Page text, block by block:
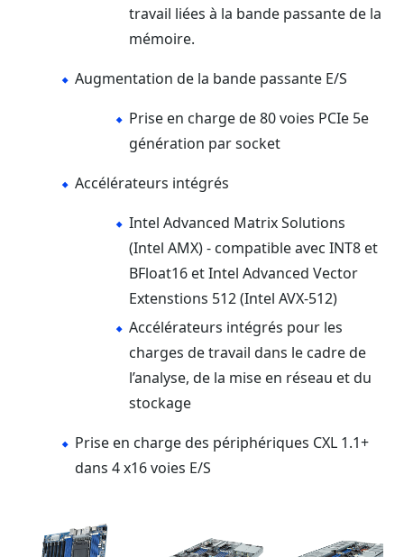
travail liées à la bande passante de la
mémoire.
Augmentation de la bande passante E/S
Prise en charge de 80 voies PCIe 5e
génération par socket
Accélérateurs intégrés
Intel Advanced Matrix Solutions
(Intel AMX) - compatible avec INT8 et
BFloat16 et Intel Advanced Vector
Extenstions 512 (Intel AVX-512)
Accélérateurs intégrés pour les
charges de travail dans le cadre de
l’analyse, de la mise en réseau et du
stockage
Prise en charge des périphériques CXL 1.1+
dans 4 x16 voies E/S